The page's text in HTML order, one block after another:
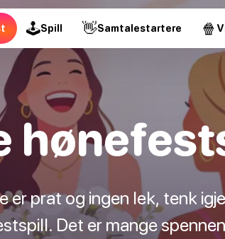
🕹Spill 👋Samtalestartere 🍿
er prat og ingen lek, tenk
Det er mange